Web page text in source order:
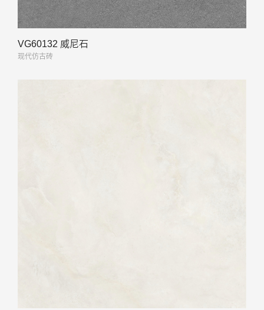
VG60132 威尼石
现代仿古砖